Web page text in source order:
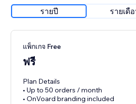
รายปี รายเดื
แพ็กเกจ Free
ฟรี
Plan Details
• Up to 50 orders / month
• OnVoard branding included